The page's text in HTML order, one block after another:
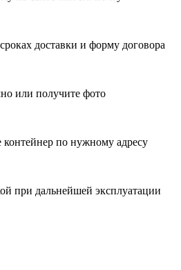
доставки и форму договора
или получите фото
контейнер по нужному адресу
при дальнейшей эксплуатации